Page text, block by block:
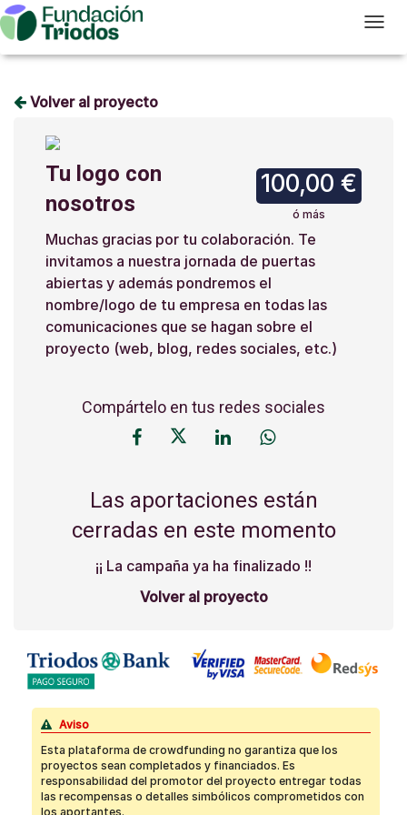
T
Volver al proyecto
100,00 €
ó más
Tu logo con
nosotros
Muchas gracias por tu colaboración. Te
invitamos a nuestra jornada de puertas
abiertas y además pondremos el
nombre/logo de tu empresa en todas las
comunicaciones que se hagan sobre el
proyecto (web, blog, redes sociales, etc.)
Compártelo en tus redes sociales
Las aportaciones están
cerradas en este momento
¡¡ La campaña ya ha finalizado !!
Volver al proyecto
Aviso
Esta plataforma de crowdfunding no garantiza que los
proyectos sean completados y financiados. Es
responsabilidad del promotor del proyecto entregar todas
las recompensas o detalles simbólicos comprometidos con
los aportantes.